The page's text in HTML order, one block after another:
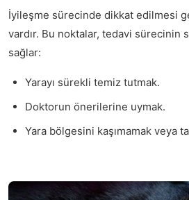
İyileşme sürecinde dikkat edilmesi
vardır. Bu noktalar, tedavi sürecinin
sağlar:
Yarayı sürekli temiz tutmak.
Doktorun önerilerine uymak.
Yara bölgesini kaşımamak veya